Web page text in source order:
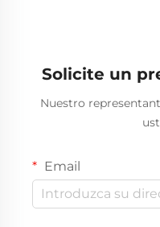
Solicite un
Nuestro
Email